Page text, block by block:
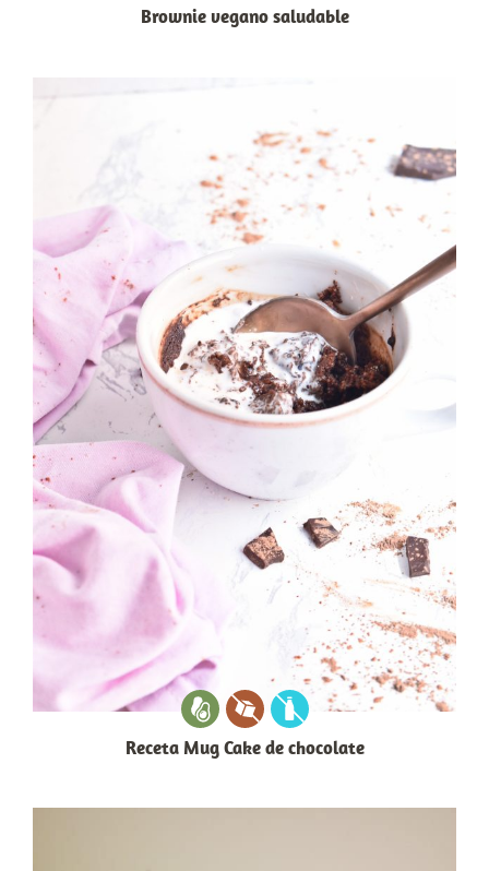
Brownie vegano saludable
Receta Mug Cake de chocolate